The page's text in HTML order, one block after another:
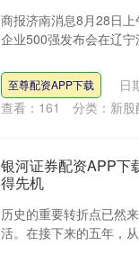
商报济南消息8月28日
企业500强发布会在辽
至尊配资APP下载 日
查看： 161 分类： 新股
银河证券配资APP下
得先机
历史的重要转折点已然
活。在接下来的五年，